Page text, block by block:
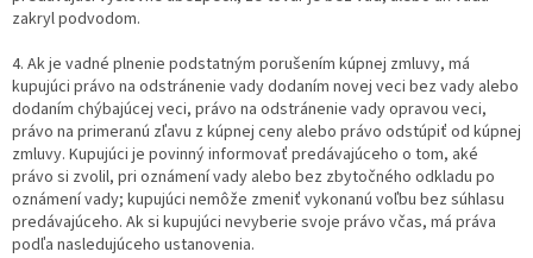
zakryl podvodom.
4. Ak je vadné plnenie podstatným porušením kúpnej zmluvy, má
kupujúci právo na odstránenie vady dodaním novej veci bez vady alebo
dodaním chýbajúcej veci, právo na odstránenie vady opravou veci,
právo na primeranú zľavu z kúpnej ceny alebo právo odstúpiť od kúpnej
zmluvy. Kupujúci je povinný informovať predávajúceho o tom, aké
právo si zvolil, pri oznámení vady alebo bez zbytočného odkladu po
oznámení vady; kupujúci nemôže zmeniť vykonanú voľbu bez súhlasu
predávajúceho. Ak si kupujúci nevyberie svoje právo včas, má práva
podľa nasledujúceho ustanovenia.